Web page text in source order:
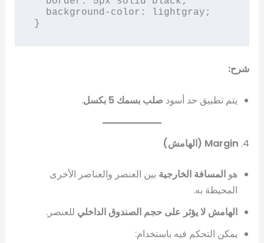
}
شرح:
يتم تطبيق حد أسود صلب بسمك 5 بكسل .
4. Margin (الهامش)
هوالمسافة الخارجية بين العنصر والعناصر الأخرى
المحيطة به.
الهامش لا يؤثر على حجم الصندوق الداخلي للعنصر.
يمكن التحكم فيه باستخدام: